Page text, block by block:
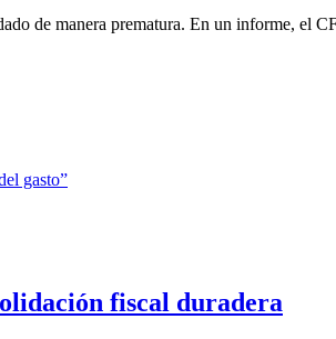
de manera prematura. En un informe, el
fiscal duradera